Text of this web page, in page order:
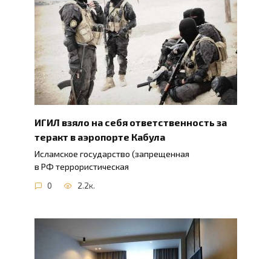
ИГИЛ взяло на себя ответственность за
теракт в аэропорте Кабула
Исламское государство (запрещенная
в РФ террористическая
0 2.2к.